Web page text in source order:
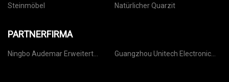
Steinmöbel
Natürlicher Quarzit
PARTNERFIRMA
Ningbo Audemar Erweitert
Guangzhou Unitech Electronic